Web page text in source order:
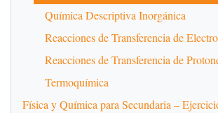
Química Descriptiva Inorgánica
Reacciones de Transferencia de
Reacciones de Transferencia de
Termoquímica
Física y Química para Secundaria –